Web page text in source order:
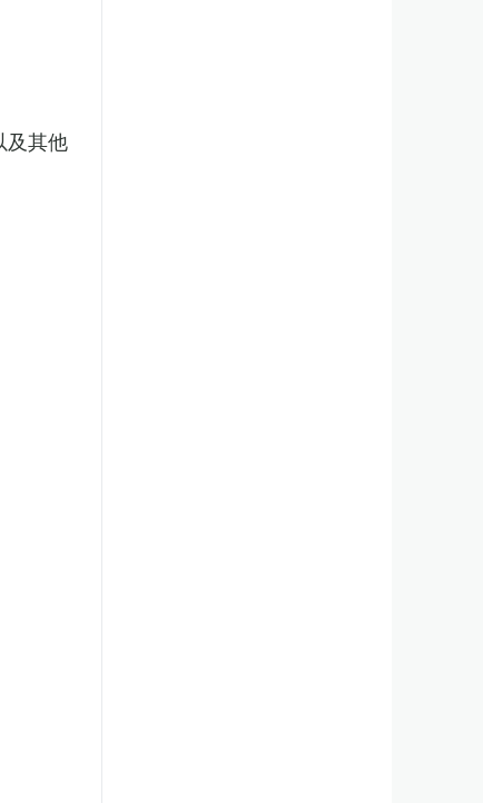
及其他